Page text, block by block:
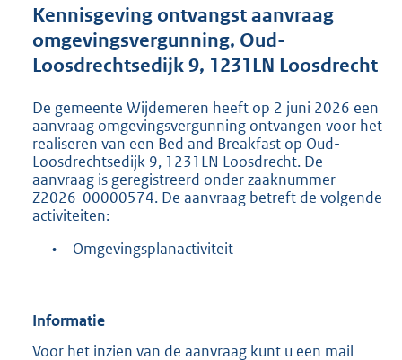
r
o
t
e
:
2
1
9
K
Kennisgeving ontvangst aanvraag
omgevingsvergunning, Oud-
Loosdrechtsedijk 9, 1231LN Loosdrecht
De gemeente Wijdemeren heeft op 2 juni 2026 een
aanvraag omgevingsvergunning ontvangen voor het
realiseren van een Bed and Breakfast op Oud-
Loosdrechtsedijk 9, 1231LN Loosdrecht. De
aanvraag is geregistreerd onder zaaknummer
Z2026-00000574. De aanvraag betreft de volgende
activiteiten:
•
Omgevingsplanactiviteit
Informatie
Voor het inzien van de aanvraag kunt u een mail